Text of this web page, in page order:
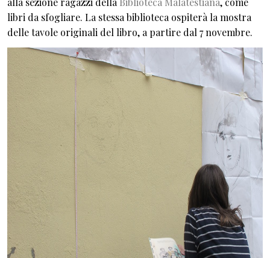
libri da sfogliare. La stessa biblioteca ospiterà la mostra
delle tavole originali del libro, a partire dal 7 novembre.